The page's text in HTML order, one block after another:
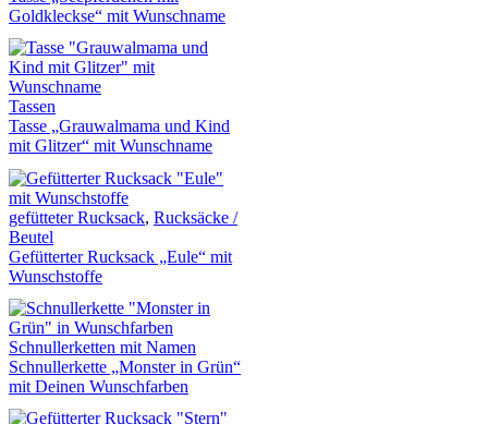
Goldkleckse“ mit Wunschname
Tassen
Tasse „Grauwalmama und Kind
mit Glitzer“ mit Wunschname
gefütteter Rucksack, Rucksäcke /
Beutel
Gefütterter Rucksack „Eule“ mit
Wunschstoffe
Schnullerketten mit Namen
Schnullerkette „Monster in Grün“
mit Deinen Wunschfarben